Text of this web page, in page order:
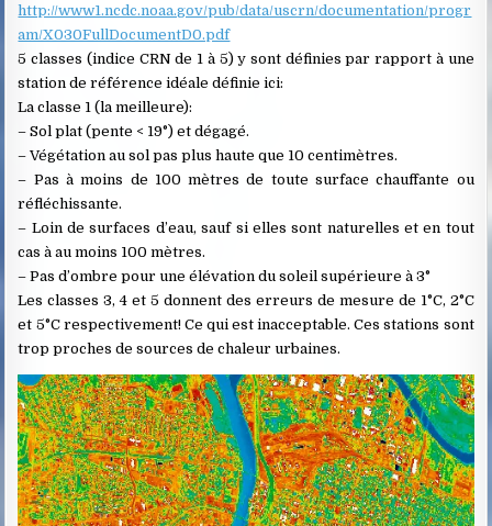
http://www1.ncdc.noaa.gov/pub/data/uscrn/documentation/progr
am/X030FullDocumentD0.pdf
5 classes (indice CRN de 1 à 5) y sont définies par rapport à une
station de référence idéale définie ici:
La classe 1 (la meilleure):
– Sol plat (pente < 19°) et dégagé.
– Végétation au sol pas plus haute que 10 centimètres.
– Pas à moins de 100 mètres de toute surface chauffante ou
réfléchissante.
– Loin de surfaces d’eau, sauf si elles sont naturelles et en tout
cas à au moins 100 mètres.
– Pas d’ombre pour une élévation du soleil supérieure à 3°
Les classes 3, 4 et 5 donnent des erreurs de mesure de 1°C, 2°C
et 5°C respectivement! Ce qui est inacceptable. Ces stations sont
trop proches de sources de chaleur urbaines.